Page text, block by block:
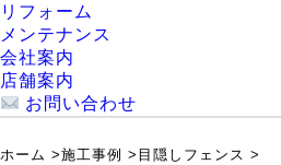
リフォーム
メンテナンス
会社案内
店舗案内
お問い合わせ
ホーム >施工事例 > 目隠しフェンス >